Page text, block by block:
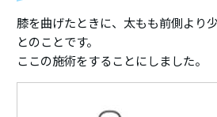
膝を曲げたときに、太もも前側より
とのことです。
ここの施術をすることにしました。